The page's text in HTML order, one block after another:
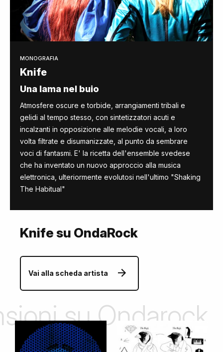
MONOGRAFIA
Knife
Una lama nel buio
Atmosfere oscure e torbide, arrangiamenti tribali e
gelidi al tempo stesso, con sintetizzatori acuti e
incalzanti in opposizione alle melodie vocali, a loro
volta filtrate e disumanizzate, al punto da sembrare
voci di fantasmi. E' la ricetta dell'ensemble svedese
che ha inventato un nuovo approccio alla musica
elettronica, ulteriormente evolutosi nell'ultimo "Shaking
The Habitual"
Knife su OndaRock
Vai alla scheda artista
su Ondarock